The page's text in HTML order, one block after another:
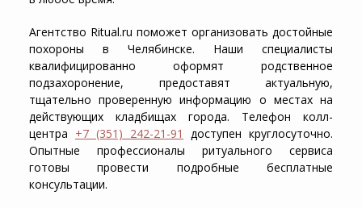
Агентство Ritual.ru поможет организовать достойные
похороны в Челябинске. Наши специалисты
квалифицированно оформят родственное
подзахоронение, предоставят актуальную,
тщательно проверенную информацию о местах на
действующих кладбищах города. Телефон колл-
центра +7 (351) 242-21-91
доступен круглосуточно.
Опытные профессионалы ритуального сервиса
готовы провести подробные бесплатные
консультации.